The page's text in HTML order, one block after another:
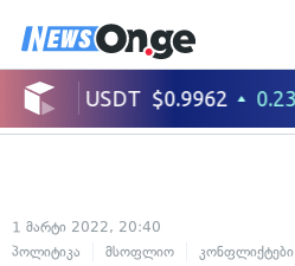
1 მარტი 2022, 20:40
პოლიტიკა
მსოფლიო კონფლიქტები